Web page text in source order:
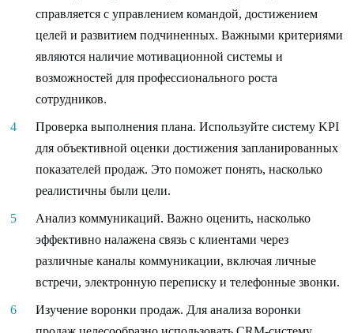
справляется с управлением командой, достижением
целей и развитием подчиненных. Важными критериями
являются наличие мотивационной системы и
возможностей для профессионального роста
сотрудников.
Проверка выполнения плана. Используйте систему KPI
для объективной оценки достижения запланированных
показателей продаж. Это поможет понять, насколько
реалистичны были цели.
Анализ коммуникаций. Важно оценить, насколько
эффективно налажена связь с клиентами через
различные каналы коммуникации, включая личные
встречи, электронную переписку и телефонные звонки.
Изучение воронки продаж. Для анализа воронки